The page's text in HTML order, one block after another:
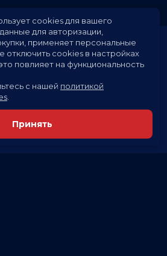
cookies для вашего
для авторизации,
применяет персональные
отключить cookies в настройках
повлияет на функциональность
с нашей политикой
Принять